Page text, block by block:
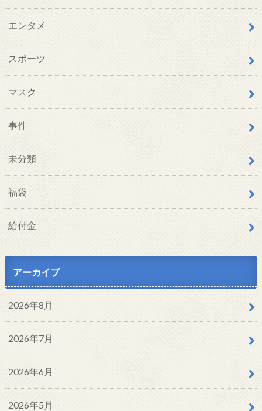
エンタメ
スポーツ
マスク
事件
未分類
福袋
給付金
アーカイブ
2026年8月
2026年7月
2026年6月
2026年5月